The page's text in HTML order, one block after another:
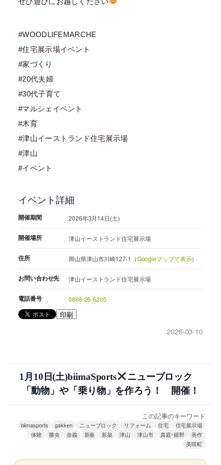
#WOODLIFEMARCHE
#住宅展示場イベント
#家づくり
#20代夫婦
#30代子育て
#マルシェイベント
#木育
#津山イーストランド住宅展示場
#津山
#イベント
イベント詳細
開催期間 2026年3月14日(土)
開催場所 津山イーストランド住宅展示場
住所 岡山県津山市川崎127-1（Googleマップで表示）
お問い合わせ先 津山イーストランド住宅展示場
電話番号 0868-26-6205
印刷
2026-03-10
1月10日(土)biimaSports
ニューブロック
「動物」や「乗り物」を作ろう！ 開催！
この記事のキーワード
biimasports gakken ニューブロック リフォーム 住宅
住宅展示場
体験
勝央 奈義 新春 新築 津山 津山市 真庭･鏡野
美作
美咲町